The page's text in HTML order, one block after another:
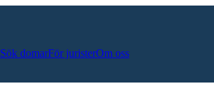
Sök domarFör juristerOm oss